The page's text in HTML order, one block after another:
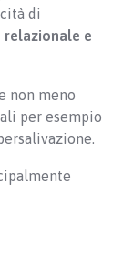
di
e
non meno
per esempio